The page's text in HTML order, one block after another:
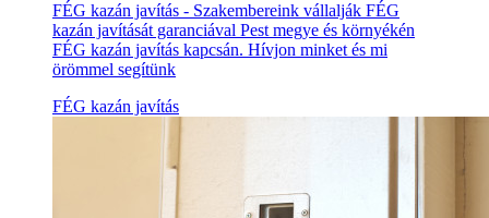
FÉG kazán javítás - Szakembereink vállalják FÉG
kazán javítását garanciával Pest megye és környékén
FÉG kazán javítás kapcsán. Hívjon minket és mi
örömmel segítünk
FÉG kazán javítás